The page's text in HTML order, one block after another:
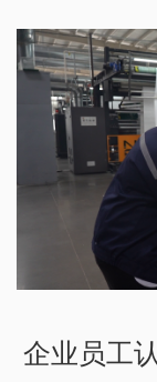
企业员工